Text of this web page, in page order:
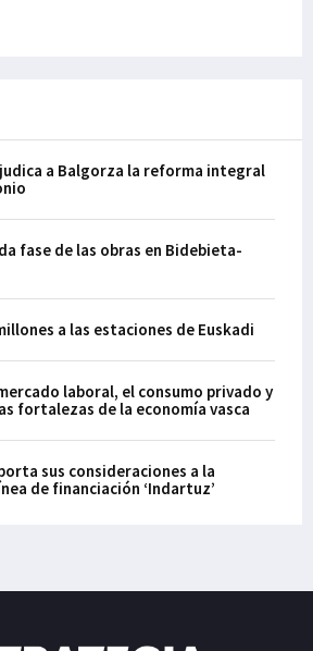
a Balgorza la reforma integral
fase de las obras en Bidebieta-
a las estaciones de Euskadi
laboral, el consumo privado y
fortalezas de la economía vasca
sus consideraciones a la
de financiación ‘Indartuz’